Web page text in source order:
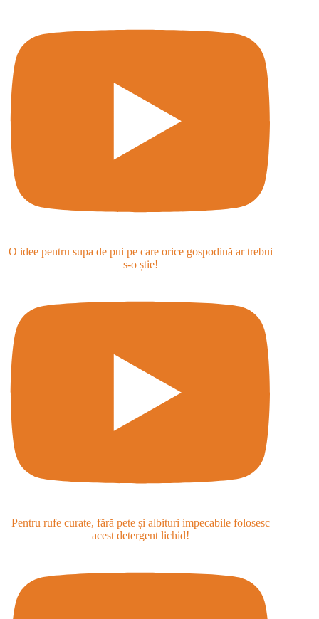
O idee pentru supa de pui pe care orice gospodină ar trebui
s-o știe!
Pentru rufe curate, fără pete și albituri impecabile folosesc
acest detergent lichid!